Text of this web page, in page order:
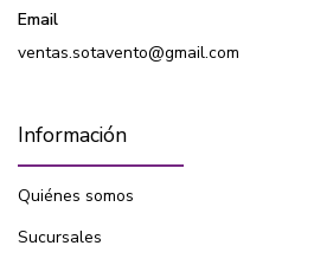
Email
ventas.sotavento@gmail.com
Información
Quiénes somos
Sucursales